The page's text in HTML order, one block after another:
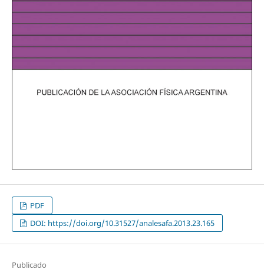
PDF
DOI: https://doi.org/10.31527/analesafa.2013.23.165
Publicado